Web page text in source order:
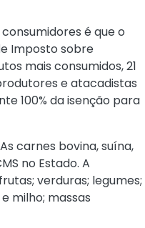
é que o
Imposto sobre
mais consumidos, 21
e atacadistas
100% da isenção para
carnes bovina, suína,
no Estado. A
verduras; legumes;
milho; massas